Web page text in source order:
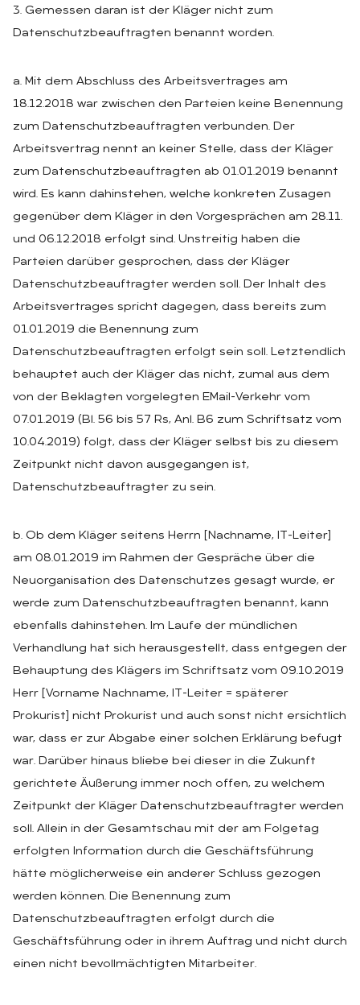
3. Gemessen daran ist der Kläger nicht zum
Datenschutzbeauftragten benannt worden.
a. Mit dem Abschluss des Arbeitsvertrages am
18.12.2018 war zwischen den Parteien keine Benennung
zum Datenschutzbeauftragten verbunden. Der
Arbeitsvertrag nennt an keiner Stelle, dass der Kläger
zum Datenschutzbeauftragten ab 01.01.2019 benannt
wird. Es kann dahinstehen, welche konkreten Zusagen
gegenüber dem Kläger in den Vorgesprächen am 28.11.
und 06.12.2018 erfolgt sind. Unstreitig haben die
Parteien darüber gesprochen, dass der Kläger
Datenschutzbeauftragter werden soll. Der Inhalt des
Arbeitsvertrages spricht dagegen, dass bereits zum
01.01.2019 die Benennung zum
Datenschutzbeauftragten erfolgt sein soll. Letztendlich
behauptet auch der Kläger das nicht, zumal aus dem
von der Beklagten vorgelegten EMail-Verkehr vom
07.01.2019 (Bl. 56 bis 57 Rs, Anl. B6 zum Schriftsatz vom
10.04.2019) folgt, dass der Kläger selbst bis zu diesem
Zeitpunkt nicht davon ausgegangen ist,
Datenschutzbeauftragter zu sein.
b. Ob dem Kläger seitens Herrn [Nachname, IT-Leiter]
am 08.01.2019 im Rahmen der Gespräche über die
Neuorganisation des Datenschutzes gesagt wurde, er
werde zum Datenschutzbeauftragten benannt, kann
ebenfalls dahinstehen. Im Laufe der mündlichen
Verhandlung hat sich herausgestellt, dass entgegen der
Behauptung des Klägers im Schriftsatz vom 09.10.2019
Herr [Vorname Nachname, IT-Leiter = späterer
Prokurist] nicht Prokurist und auch sonst nicht ersichtlich
war, dass er zur Abgabe einer solchen Erklärung befugt
war. Darüber hinaus bliebe bei dieser in die Zukunft
gerichtete Äußerung immer noch offen, zu welchem
Zeitpunkt der Kläger Datenschutzbeauftragter werden
soll. Allein in der Gesamtschau mit der am Folgetag
erfolgten Information durch die Geschäftsführung
hätte möglicherweise ein anderer Schluss gezogen
werden können. Die Benennung zum
Datenschutzbeauftragten erfolgt durch die
Geschäftsführung oder in ihrem Auftrag und nicht durch
einen nicht bevollmächtigten Mitarbeiter.